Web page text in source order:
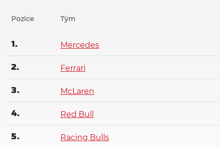
Pozice Tým
1 Mercedes
2 Ferrari
3 McLaren
4 Red Bull
5 Racing Bulls